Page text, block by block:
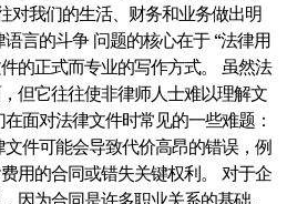
对我们的生活、财务和业务做出明
言的斗争 问题的核心在于 “法律用
的正式而专业的写作方式。 虽然法
但它往往使非律师人士难以理解文
面对法律文件时常见的一些难题：
件可能会导致代价高昂的错误，例
用的合同或错失关键权利。 对于企